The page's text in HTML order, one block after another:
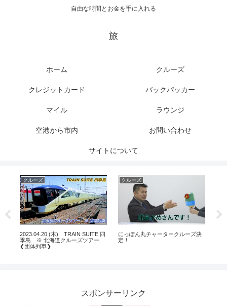
自由な時間とお金を手に入れる
旅
ホーム クルーズ
クレジットカード バックパッカー
マイル ラウンジ
空港から市内 お問い合わせ
サイトについて
クルーズ
2023.04.20 (木) TRAIN SUITE 四
季島 ※ 北海道クルーズツアー
❮団体列車❯
クルーズ
にっぽん丸チャータークルーズ決
定！
スポンサーリンク